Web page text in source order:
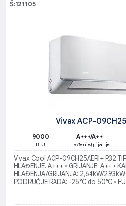
Š:121105
Vivax ACP-
9000
BTU
A+++/A++
hlađenje/grijanje
Vivax Cool ACP-09CH25AERI+ R32
HLAĐENJE: A+++ • GRIJANJE: A++ •
HLAĐENJA/GRIJANJA: 2,64kW/2,93kW
PODRUČJE RADA: -25°C do 50°C •